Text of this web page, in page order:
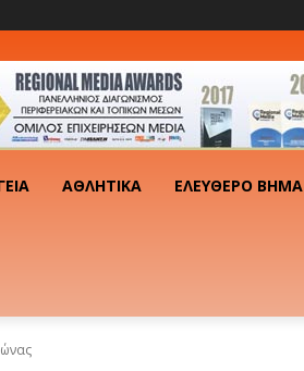
ΑΘΛΗΤΙΚΆ ΕΛΕΎΘΕΡΟ ΒΉΜΑ